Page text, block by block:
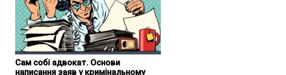
Сам собі адвокат. Основи
написання заяв у кримінальному